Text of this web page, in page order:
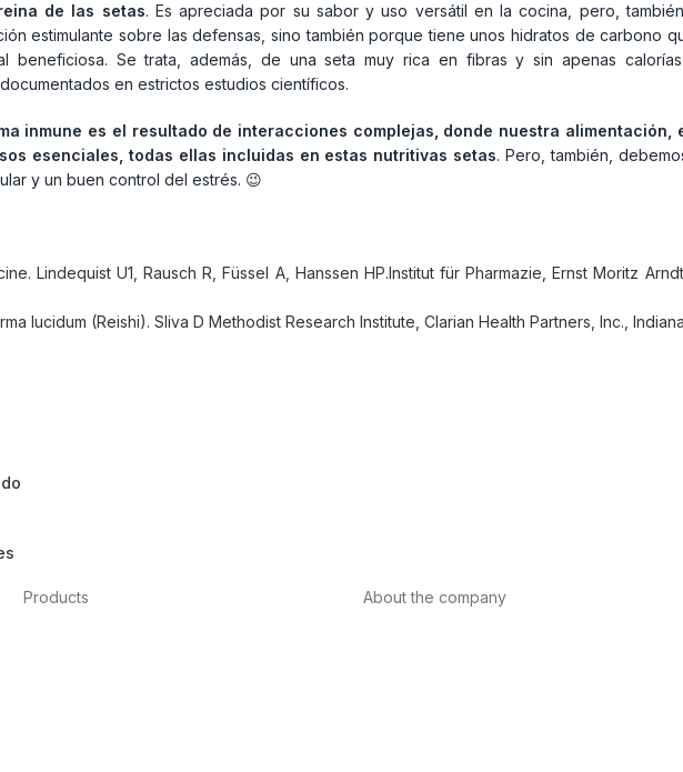
de las setas. Es apreciada por su sabor y uso versátil en la cocina, pero,
estimulante sobre las defensas, sino también porque tiene unos hidratos de carbono
beneficiosa. Se trata, además, de una seta muy rica en fibras y sin apenas
en estrictos estudios científicos.
inmune es el resultado de interacciones complejas, donde nuestra
esenciales, todas ellas incluidas en estas nutritivas setas. Pero, también,
y un buen control del estrés. 😉
Lindequist U1, Rausch R, Füssel A, Hanssen HP.Institut für Pharmazie, Ernst Moritz
lucidum (Reishi). Sliva D Methodist Research Institute, Clarian Health Partners, Inc.,
Products About the company